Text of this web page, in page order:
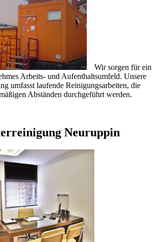
Wir sorgen für ein
Arbeits- und Aufenthaltsumfeld. Unsere
umfasst laufende Reinigungsarbeiten, die
Abständen durchgeführt werden.
Neuruppin